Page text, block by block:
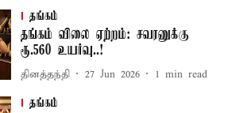
தங்கம்
தங்கம் விலை ஏற்றம்: சவரனுக்கு
ரூ.560 உயர்வு..!
தினத்தந்தி 27 Jun 2026 1 min read
தங்கம்